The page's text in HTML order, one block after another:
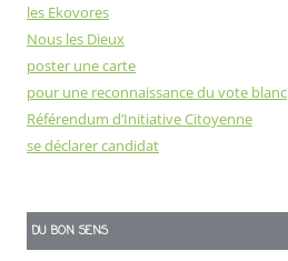
les Ekovores
Nous les Dieux
poster une carte
pour une reconnaissance du vote blanc
Référendum d’Initiative Citoyenne
se déclarer candidat
DU BON SENS